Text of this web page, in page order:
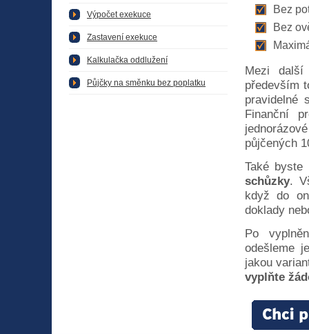
Výpočet exekuce
Zastavení exekuce
Kalkulačka oddlužení
Půjčky na směnku bez poplatku
Bez
Bez
Mezi
především
pravidelné
Finanční
půjčených
Také
schůzky.
když do
doklady
Po
odešleme
jakou
vyplňte